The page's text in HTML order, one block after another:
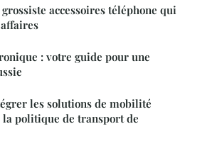
accessoires téléphone qui
: votre guide pour une
les solutions de mobilité
politique de transport de